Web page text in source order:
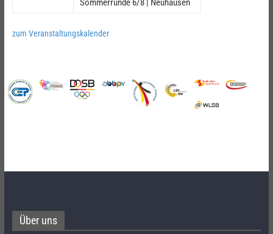
Sommerrunde 6/8 | Neuhausen
zum Veranstaltungskalender
Über uns